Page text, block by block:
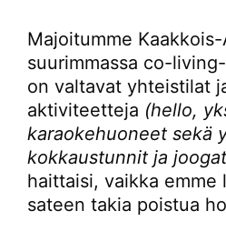
Majoitumme Kaakkois-
suurimmassa co-
on valtavat yhteistilat
aktiviteetteja (hello,
karaokehuoneet sekä
kokkaustunnit ja
haittaisi, vaikka emme
sateen takia poistua